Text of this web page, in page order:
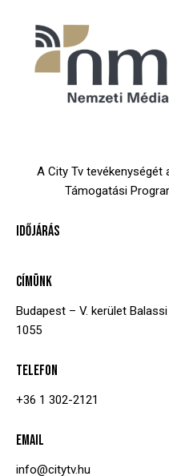
A City Tv tevékenységét
Támogatási
IDŐJÁRÁS
CÍMÜNK
Budapest – V. kerület
1055
TELEFON
+36 1 302-2121
EMAIL
info@citytv.hu